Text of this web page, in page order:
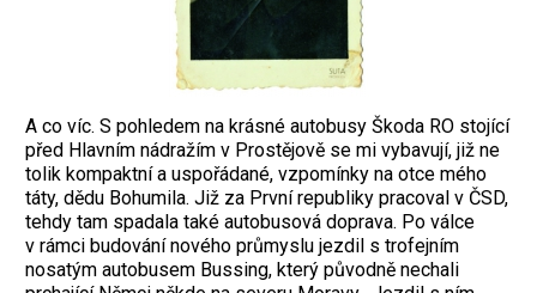
A co víc. S pohledem na krásné autobusy Škoda RO stojící
před Hlavním nádražím v Prostějově se mi vybavují, již ne
tolik kompaktní a uspořádané, vzpomínky na otce mého
táty, dědu Bohumila. Již za První republiky pracoval v ČSD,
tehdy tam spadala také autobusová doprava. Po válce
v rámci budování nového průmyslu jezdil s trofejním
nosatým autobusem Bussing, který původně nechali